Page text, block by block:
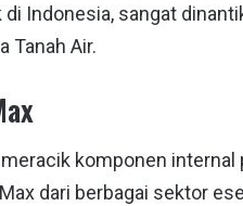
Indonesia, sangat
Tanah Air.
komponen internal
dari berbagai sektor